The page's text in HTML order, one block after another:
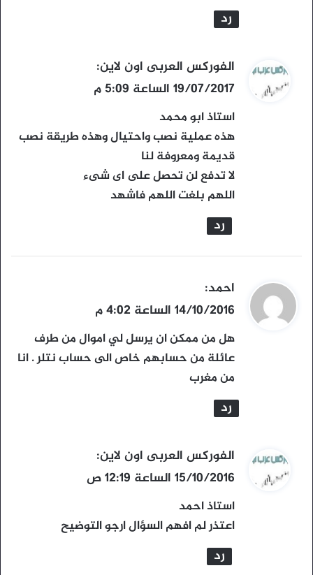
رد
ي
ق
و
ل
الفوركس العربى اون لاين:
19/07/2017 الساعة 5:09 م
استاذ ابو محمد
هذه عملية نصب واحتيال وهذه طريقة نصب
قديمة ومعروفة لنا
لا تدفع لن تحصل على اى شىء
اللهم بلغت اللهم فاشهد
رد
ي
ق
و
ل
احمد:
14/10/2016 الساعة 4:02 م
هل من ممكن ان يرسل لي اموال من طرف
عائلة من حسابهم خاص الى حساب نتلر . انا
من مغرب
رد
ي
ق
و
ل
الفوركس العربى اون لاين:
15/10/2016 الساعة 12:19 ص
استاذ احمد
اعتذر لم افهم السؤال ارجو التوضيح
رد